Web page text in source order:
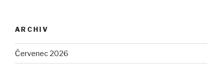
ARCHIV
Červenec 2026